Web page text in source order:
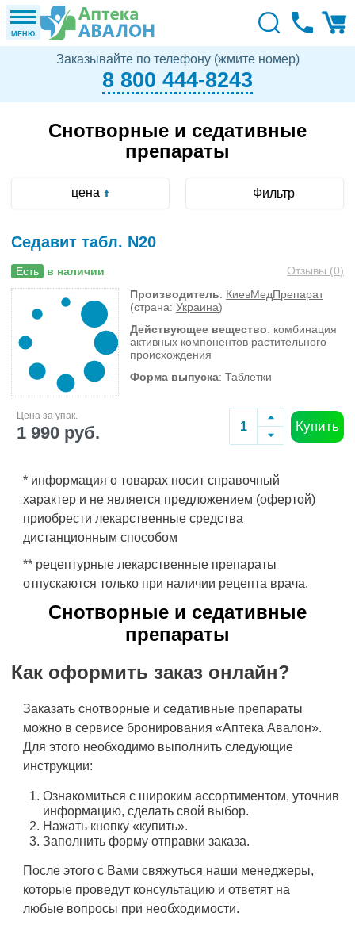
МЕНЮ
Заказывайте по телефону (жмите номер)
8 800 444-8243
Снотворные и седативные
препараты
цена Фильтр
Седавит табл. N20
Есть в наличии Отзывы (0)
Производитель: КиевМедПрепарат
(страна: Украина)
Действующее вещество: комбинация
активных компонентов растительного
происхождения
Форма выпуска: Таблетки
Цена за упак.
1 990 руб. Купить
* информация о товарах носит справочный
характер и не является предложением (офертой)
приобрести лекарственные средства
дистанционным способом
** рецептурные лекарственные препараты
отпускаются только при наличии рецепта врача.
Снотворные и седативные
препараты
Как оформить заказ онлайн?
Заказать снотворные и седативные препараты
можно в сервисе бронирования «Аптека Авалон».
Для этого необходимо выполнить следующие
инструкции:
Ознакомиться с широким ассортиментом, уточнив
информацию, сделать свой выбор.
Нажать кнопку «купить».
Заполнить форму отправки заказа.
После этого с Вами свяжуться наши менеджеры,
которые проведут консультацию и ответят на
любые вопросы при необходимости.